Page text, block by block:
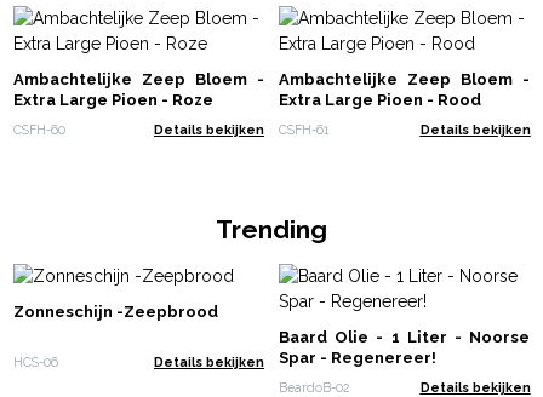
Ambachtelijke Zeep Bloem -
Extra Large Pioen - Roze
CSFH-60 Details bekijken
Ambachtelijke Zeep Bloem -
Extra Large Pioen - Rood
CSFH-61 Details bekijken
Trending
Zonneschijn -Zeepbrood
HCS-06 Details bekijken
Baard Olie - 1 Liter - Noorse
Spar - Regenereer!
BeardoB-02 Details bekijken